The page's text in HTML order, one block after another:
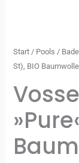
Start / Pools /
St), BIO